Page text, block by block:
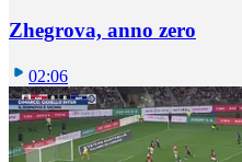
Zhegrova, anno zero
02:06